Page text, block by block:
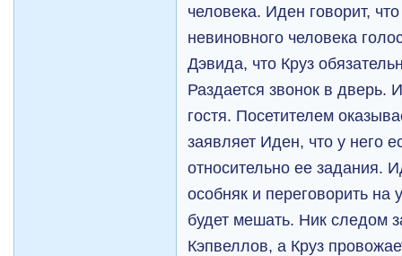
человека. Иден говорит,
невиновного человека
Дэвида, что Круз
Раздается звонок в дверь.
гостя. Посетителем
заявляет Иден, что у него
относительно ее задания.
особняк и переговорить на
будет мешать. Ник следом
Кэпвеллов, а Круз